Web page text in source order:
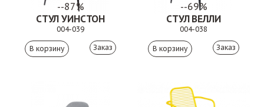
--87%
СТУЛ УИНСТОН
004-039
Заказ
--69%
СТУЛ ВЕЛЛИ
004-038
Заказ